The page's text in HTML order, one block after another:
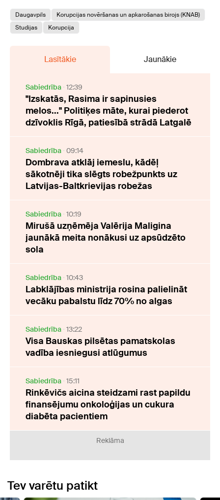
Daugavpils
Korupcijas novēršanas un apkarošanas birojs (KNAB)
Studijas
Korupcija
Lasītākie Jaunākie
Sabiedrība 12:39
"Izskatās, Rasima ir sapinusies
melos..." Politiķes māte, kurai piederot
dzīvoklis Rīgā, patiesībā strādā Latgalē
Sabiedrība 09:14
Dombrava atklāj iemeslu, kādēļ
sākotnēji tika slēgts robežpunkts uz
Latvijas-Baltkrievijas robežas
Sabiedrība 10:19
Mirušā uzņēmēja Valērija Maligina
jaunākā meita nonākusi uz apsūdzēto
sola
Sabiedrība 10:43
Labklājības ministrija rosina palielināt
vecāku pabalstu līdz 70% no algas
Sabiedrība 13:22
Visa Bauskas pilsētas pamatskolas
vadība iesniegusi atlūgumus
Sabiedrība 15:11
Rinkēvičs aicina steidzami rast papildu
finansējumu onkoloģijas un cukura
diabēta pacientiem
Reklāma
Tev varētu patikt